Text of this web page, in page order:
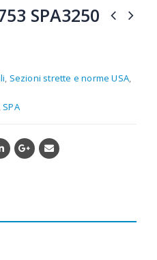
SPA3250
Sezioni strette e norme USA
SPA